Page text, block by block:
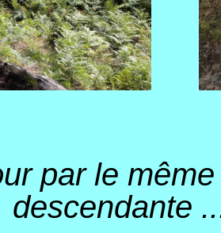
par le
descendante